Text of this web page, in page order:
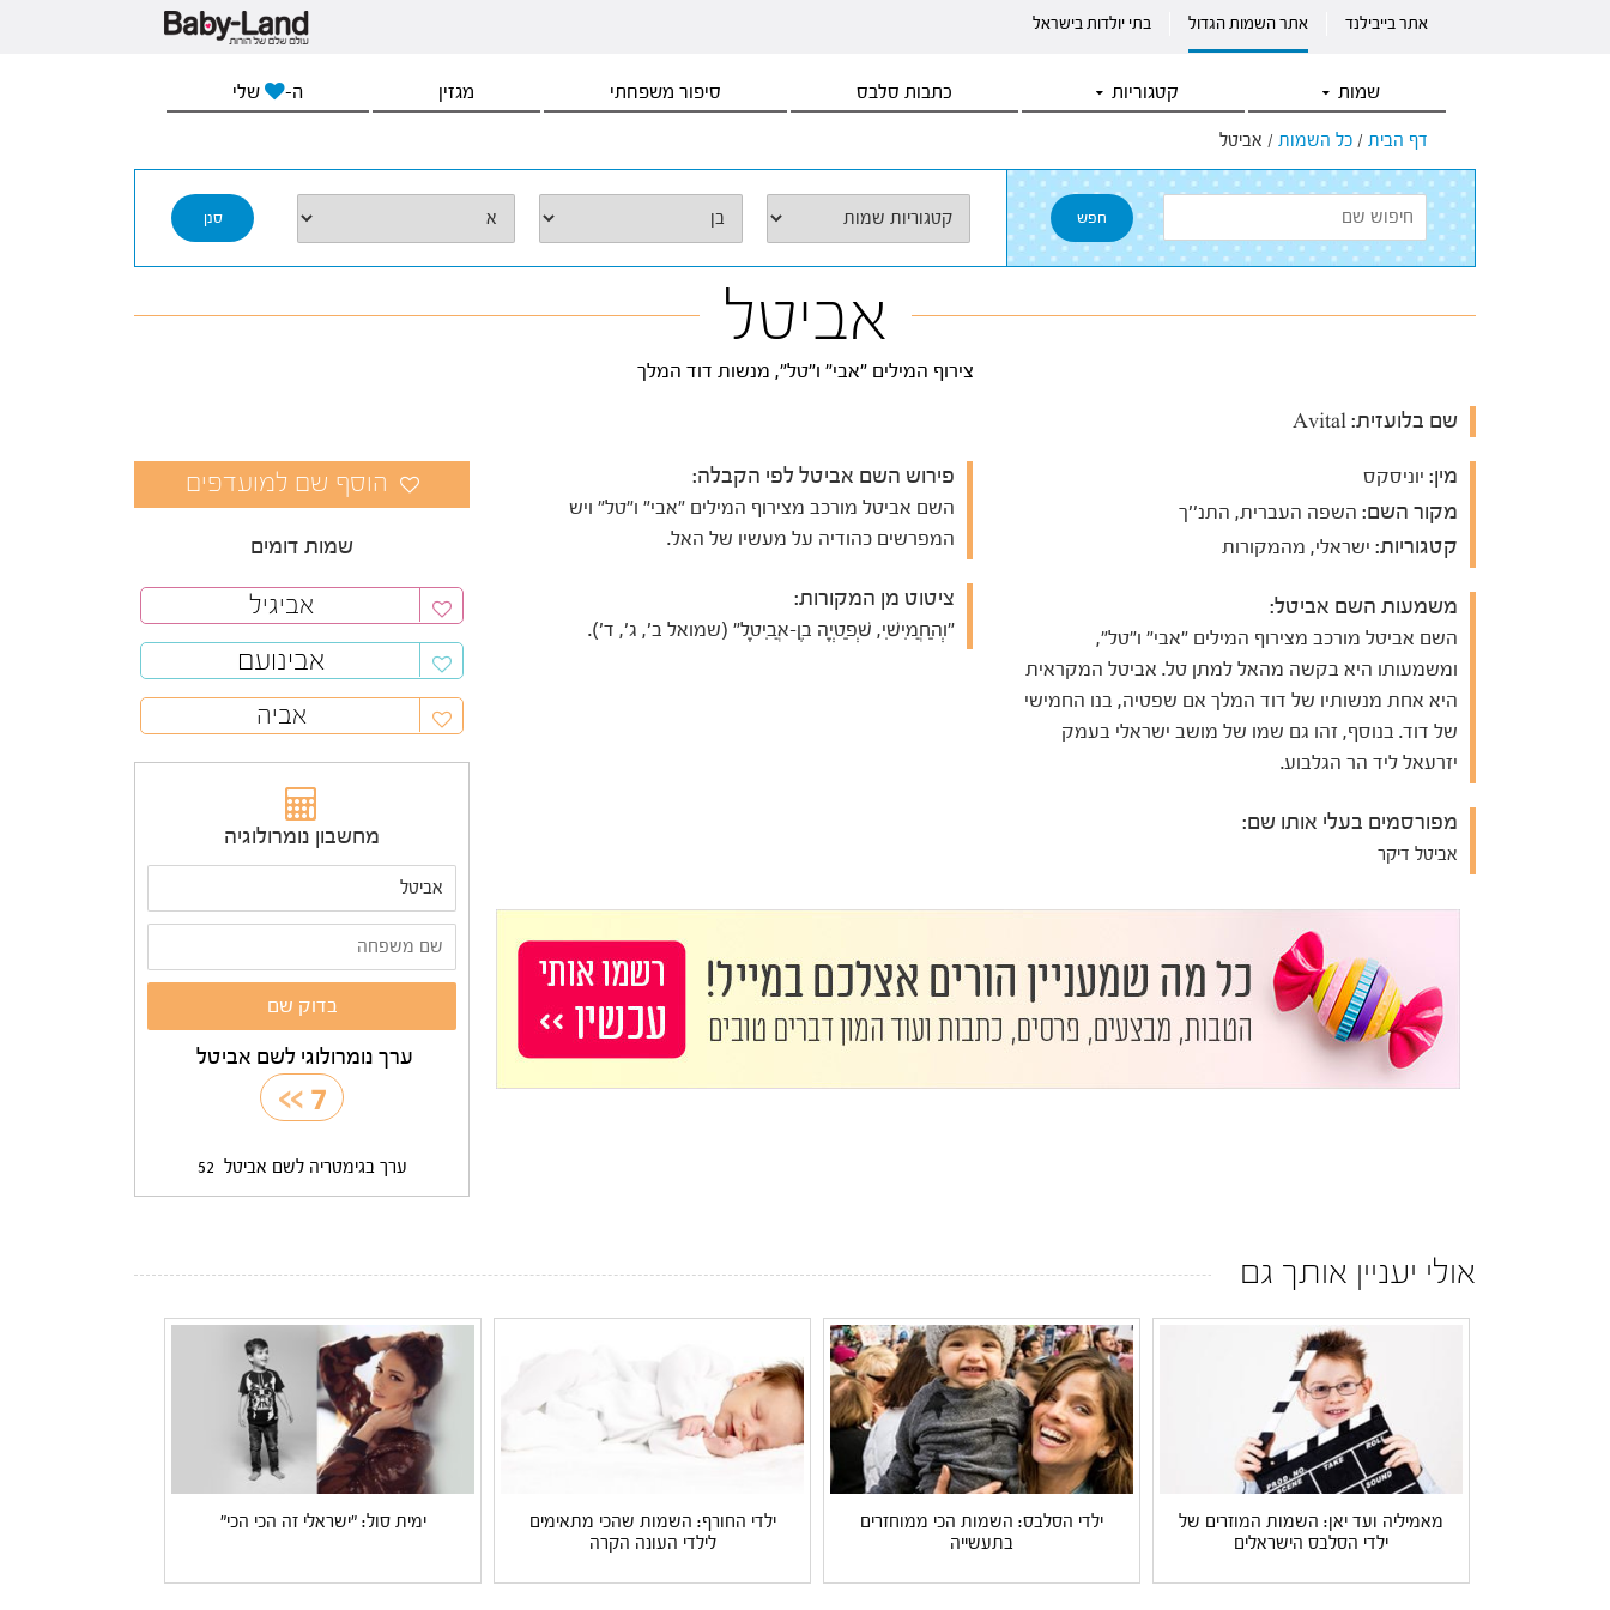
אתר בייבילנד אתר השמות הגדול בתי יולדות בישראל
שמות קטגוריות כתבות סלבס סיפור משפחתי מגזין ה- שלי
דף הבית / כל השמות / אביטל
אביטל
צירוף המילים "אבי" ו"טל", מנשות דוד המלך
שם בלועזית:
מין: יוניסקס
מקור השם: השפה העברית, התנ''ך
קטגוריות: ישראלי, מהמקורות
משמעות השם אביטל:
השם אביטל מורכב מצירוף המילים "אבי" ו"טל",
ומשמעותו היא בקשה מהאל למתן טל. אביטל המקראית
היא אחת מנשותיו של דוד המלך אם שפטיה, בנו החמישי
של דוד. בנוסף, זהו גם שמו של מושב ישראלי בעמק
יזרעאל ליד הר הגלבוע.
מפורסמים בעלי אותו שם:
אביטל דיקר
פירוש השם אביטל לפי הקבלה:
השם אביטל מורכב מצירוף המילים "אבי" ו"טל" ויש
המפרשים כהודיה על מעשיו של האל.
ציטוט מן המקורות:
"וְהַחֲמִישִׁי, שְׁפַטְיָה בֶן-אֲבִיטָל" (שמואל ב', ג', ד').
שמות דומים
אביגיל
אבינועם
אביה
מחשבון נומרולוגיה
ערך נומרולוגי לשם אביטל
7
>>
ערך בגימטריה לשם אביטל 52
אולי יעניין אותך גם
מאמיליה ועד יאן: השמות המוזרים של
ילדי הסלבס הישראלים
ילדי הסלבס: השמות הכי ממוחזרים
בתעשייה
ילדי החורף: השמות שהכי מתאימים
לילדי העונה הקרה
ימית סול: "ישראלי זה הכי הכי"